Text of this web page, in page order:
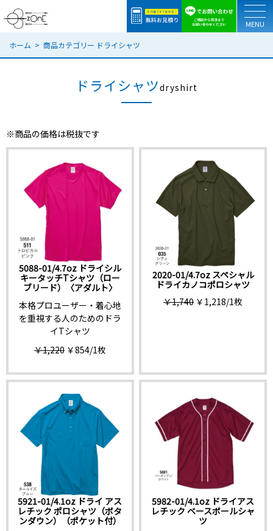
ホーム 商品カテゴリー ドライシャツ
ドライシャツdryshirt
※商品の価格は税抜です
5088-01/4.7oz ドライシル
キータッチTシャツ（ロー
ブリード）〈アダルト〉
本格プロユーザー・着心地
を重視する人のためのドラ
イTシャツ
￥1,220 ￥854/1枚
2020-01/4.7oz スペシャル
ドライカノコポロシャツ
￥1,740 ￥1,218/1枚
5921-01/4.1oz ドライ アス
レチック ポロシャツ（ボタ
ンダウン）（ポケット付）
5982-01/4.1oz ドライアス
レチック ベースボールシャ
ツ